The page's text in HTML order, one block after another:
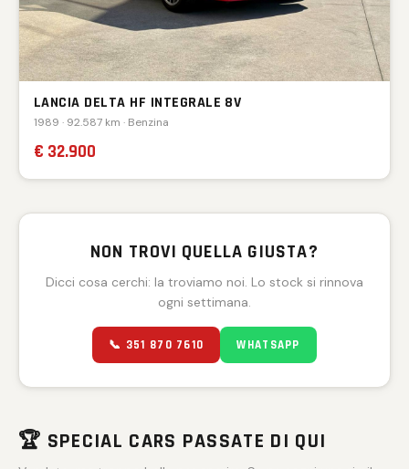
LANCIA DELTA HF INTEGRALE 8V
1989 · 92.587 km · Benzina
€ 32.900
NON TROVI QUELLA GIUSTA?
Dicci cosa cerchi: la troviamo noi. Lo stock si rinnova
ogni settimana.
📞 351 870 7610 WHATSAPP
🏆 SPECIAL CARS PASSATE DI QUI